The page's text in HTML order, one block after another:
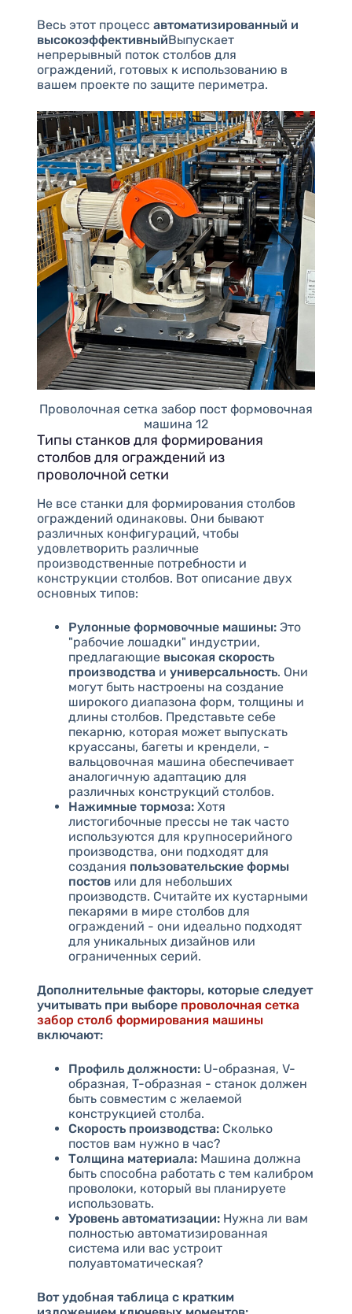
Весь этот процесс автоматизированный и
высокоэффективныйВыпускает
непрерывный поток столбов для
ограждений, готовых к использованию в
вашем проекте по защите периметра.
Проволочная сетка забор пост формовочная
машина 12
Типы станков для формирования
столбов для ограждений из
проволочной сетки
Не все станки для формирования столбов
ограждений одинаковы. Они бывают
различных конфигураций, чтобы
удовлетворить различные
производственные потребности и
конструкции столбов. Вот описание двух
основных типов:
Рулонные формовочные машины:Это
"рабочие лошадки" индустрии,
предлагающие высокая скорость
производстваи универсальность. Они
могут быть настроены на создание
широкого диапазона форм, толщины и
длины столбов. Представьте себе
пекарню, которая может выпускать
круассаны, багеты и крендели, -
вальцовочная машина обеспечивает
аналогичную адаптацию для
различных конструкций столбов.
Нажимные тормоза:Хотя
листогибочные прессы не так часто
используются для крупносерийного
производства, они подходят для
создания пользовательские формы
постовили для небольших
производств. Считайте их кустарными
пекарями в мире столбов для
ограждений - они идеально подходят
для уникальных дизайнов или
ограниченных серий.
Дополнительные факторы, которые следует
учитывать при выборе проволочная сетка
забор столб формирования машины
включают:
Профиль должности:U-образная, V-
образная, T-образная - станок должен
быть совместим с желаемой
конструкцией столба.
Скорость производства:Сколько
постов вам нужно в час?
Толщина материала:Машина должна
быть способна работать с тем калибром
проволоки, который вы планируете
использовать.
Уровень автоматизации:Нужна ли вам
полностью автоматизированная
система или вас устроит
полуавтоматическая?
Вот удобная таблица с кратким